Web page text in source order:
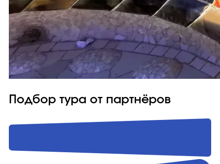
Подбор тура от партнёров